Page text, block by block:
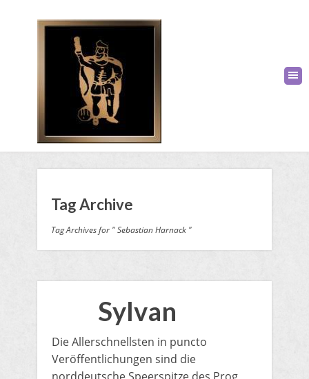
Tag Archive
Tag Archives for " Sebastian Harnack "
Sylvan
Die Allerschnellsten in puncto
Veröffentlichungen sind die